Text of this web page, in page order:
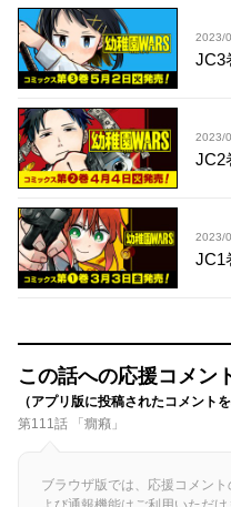
2023/
JC3
2023/
JC2
2023/
JC1
この話への応援コメン
（アプリ版に投稿されたコメント
第111話 「癇癪」
ブラウザ版では、応援コメン